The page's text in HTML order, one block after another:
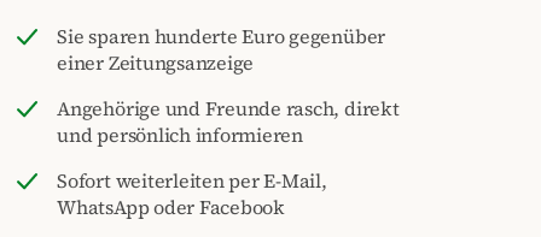
Sie sparen hunderte Euro gegenüber
einer Zeitungsanzeige
Angehörige und Freunde rasch, direkt
und persönlich informieren
Sofort weiterleiten per E-Mail,
WhatsApp oder Facebook